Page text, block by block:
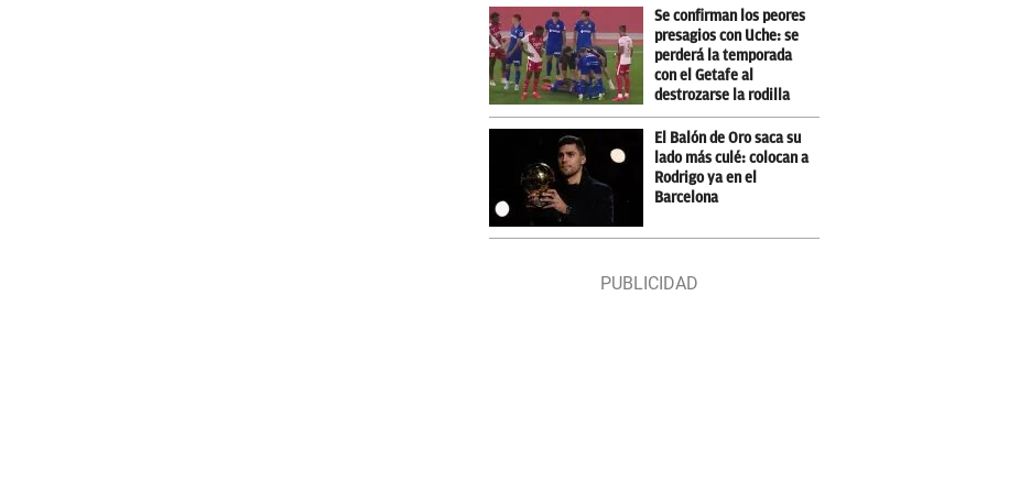
Se confirman los peores
presagios con Uche: se
perderá la temporada
con el Getafe al
destrozarse la rodilla
El Balón de Oro saca su
lado más culé: colocan a
Rodrigo ya en el
Barcelona